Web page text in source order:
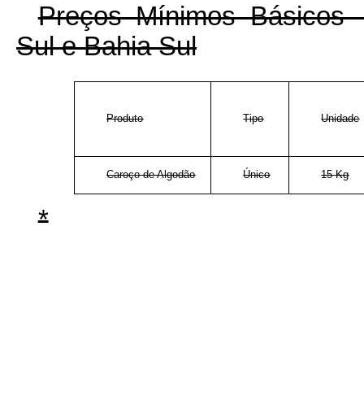
Preços Mínimos Básicos
Sul e Bahia Sul
Produto Tipo Unidade
Caroço de Algodão Único 15 Kg
*